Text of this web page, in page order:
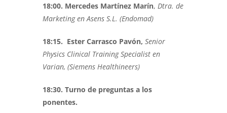
18:00. Mercedes Martínez Marín, Dtra. de
Marketing en Asens S.L. (Endomad)
18:15. Ester Carrasco Pavón, Senior
Physics Clinical Training Specialist en
Varian, (Siemens Healthineers)
18:30. Turno de preguntas a los
ponentes.